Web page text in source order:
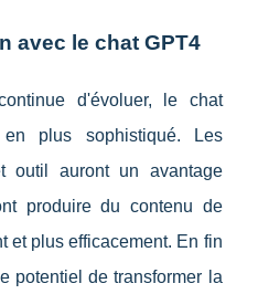
avec le chat GPT4
d'évoluer, le chat
plus sophistiqué. Les
outil auront un avantage
produire du contenu de
et plus efficacement. En fin
potentiel de transformer la